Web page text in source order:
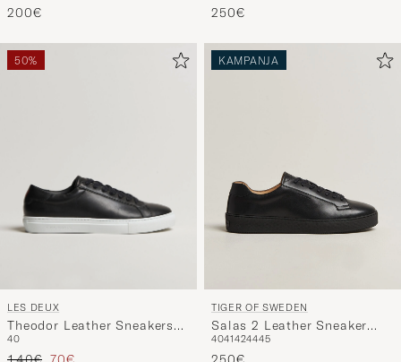
50%
Theodor Leather Sneakers
Black
40
KAMPANJA
Salas 2 Leather Sneaker
Black
404142 44 45